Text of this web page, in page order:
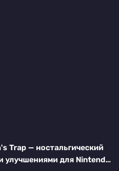
Trap — ностальгический
улучшениями для Nintendo